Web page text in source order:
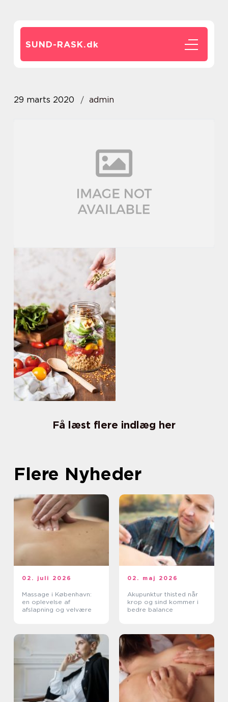
SUND-RASK.dk
29 marts 2020 admin
Få læst flere indlæg her
Flere Nyheder
02. juli 2026
Massage i København:
en oplevelse af
afslapning og velvære
02. maj 2026
Akupunktur thisted når
krop og sind kommer i
bedre balance